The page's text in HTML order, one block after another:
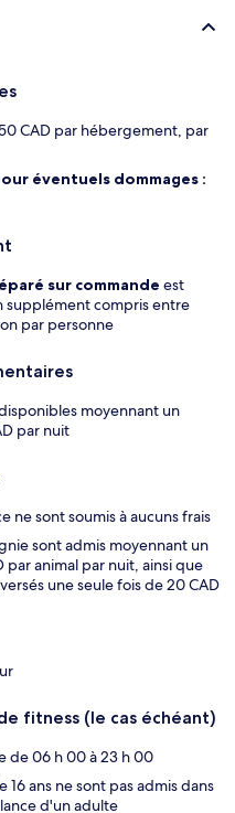
CAD par hébergement, par
éventuels dommages :
sur commande est
supplément compris entre
par personne
moyennant un
par nuit
ne sont soumis à aucuns frais
sont admis moyennant un
animal par nuit, ainsi que
une seule fois de 20 CAD
fitness (le cas échéant)
de 06 h 00 à 23 h 00
16 ans ne sont pas admis dans
d'un adulte